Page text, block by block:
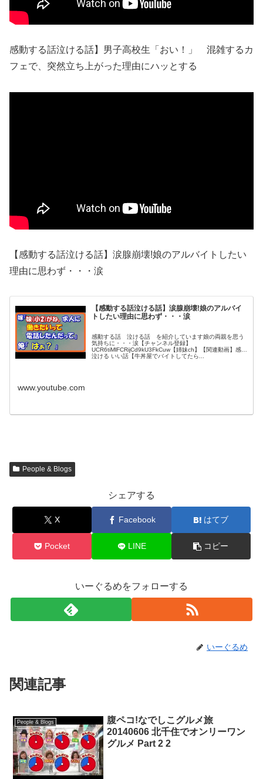
感動する話泣ける話】男子高校生「おい！」 混雑するカ
フェで、突然立ち上がった理由にハッとする
【感動する話泣ける話】涙腺崩壊!娘のアルバイトしたい
理由に思わず・・・涙
【感動する話泣ける話】涙腺崩壊!娘のアルバイ
トしたい理由に思わず・・・涙
感動する話 泣ける話 を紹介しています娘の両親を思う
気持ちに・・・涙【チャンネル登録】
UCR6tiMlFCRijCd9kU3FkCuw【姉妹ch】【関連動画】感動
泣ける いい話【牛丼屋でバイトしてたら...
www.youtube.com
People & Blogs
シェアする
X Facebook はてブ
Pocket LINE コピー
いーぐるめをフォローする
いーぐるめ
関連記事
People & Blogs
腹ペコ!なでしこグルメ旅
20140606 北千住でオンリーワン
グルメ Part 2 2